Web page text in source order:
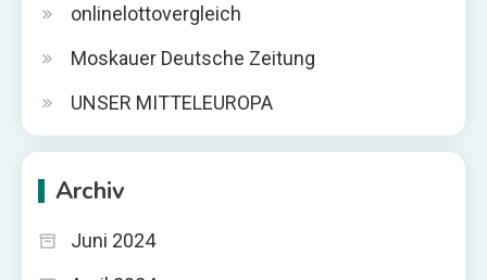
onlinelottovergleich
Moskauer Deutsche Zeitung
UNSER MITTELEUROPA
Archiv
Juni 2024